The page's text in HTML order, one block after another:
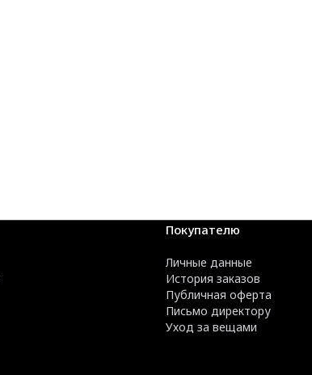
Покупателю
Личные данные
История заказов
Публичная оферта
Письмо директору
Уход за вещами